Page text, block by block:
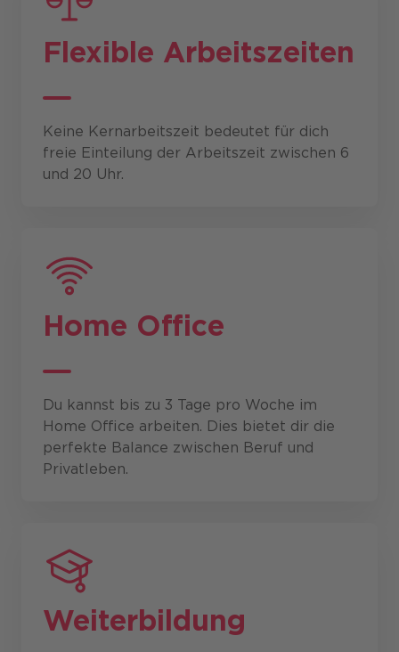
Flexible Arbeitszeiten
Keine Kernarbeitszeit bedeutet für dich
freie Einteilung der Arbeitszeit zwischen 6
und 20 Uhr.
Home Office
Du kannst bis zu 3 Tage pro Woche im
Home Office arbeiten. Dies bietet dir die
perfekte Balance zwischen Beruf und
Privatleben.
Weiterbildung